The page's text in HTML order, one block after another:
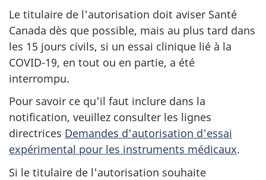
Le titulaire de l'autorisation doit aviser Santé
Canada dès que possible, mais au plus tard dans
les 15 jours civils, si un essai clinique lié à la
COVID-19, en tout ou en partie, a été
interrompu.
Pour savoir ce qu'il faut inclure dans la
notification, veuillez consulter les lignes
directrices Demandes d'autorisation d'essai
expérimental pour les instruments médicaux.
Si le titulaire de l'autorisation souhaite